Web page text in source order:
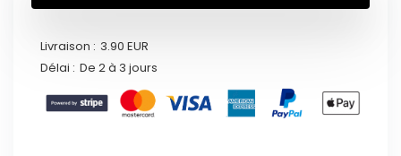
Livraison : 3.90 EUR
Délai : De 2 à 3 jours